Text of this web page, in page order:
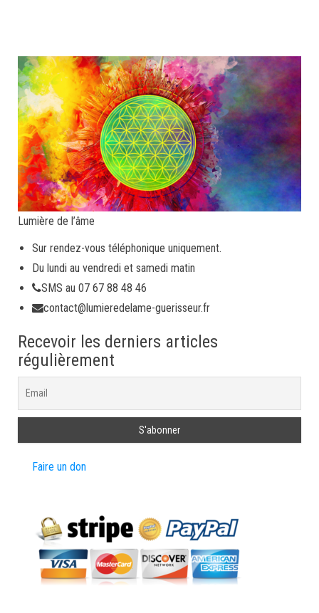
Lumière de l’âme
Sur rendez-vous téléphonique uniquement.
Du lundi au vendredi et samedi matin
SMS au 07 67 88 48 46
contact@lumieredelame-guerisseur.fr
Recevoir les derniers articles
régulièrement
Faire un don